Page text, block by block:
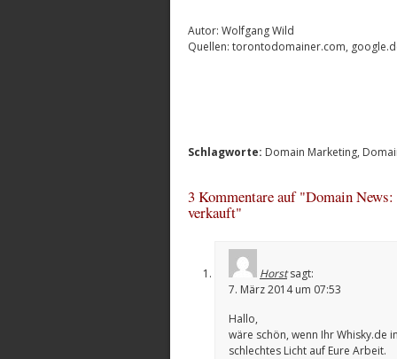
Autor: Wolfgang Wild
Quellen: torontodomainer.com,
Schlagworte: Domain Marketing,
3 Kommentare auf "Domain
verkauft"
Horst sagt:
7. März 2014 um 07:53
Hallo,
wäre schön, wenn Ihr Whisky.de
schlechtes Licht auf Eure Arbeit.